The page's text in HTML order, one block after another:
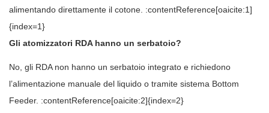
alimentando direttamente il cotone. :contentReference[oaicite:1]
{index=1}
Gli atomizzatori RDA hanno un serbatoio?
No, gli RDA non hanno un serbatoio integrato e richiedono
l’alimentazione manuale del liquido o tramite sistema Bottom
Feeder. :contentReference[oaicite:2]{index=2}